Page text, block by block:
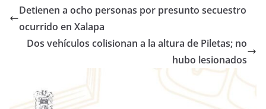
Detienen a ocho personas por presunto secuestro
ocurrido en Xalapa
Dos vehículos colisionan a la altura de Piletas; no
hubo lesionados